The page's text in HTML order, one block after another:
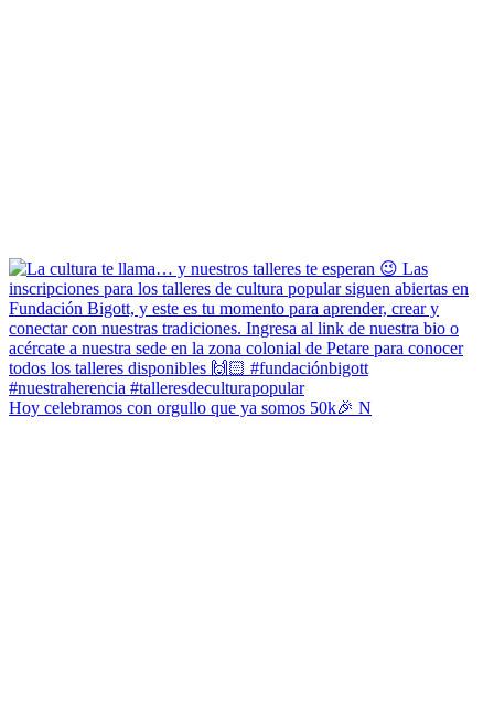
Hoy celebramos con orgullo que ya somos 50k🎉 N